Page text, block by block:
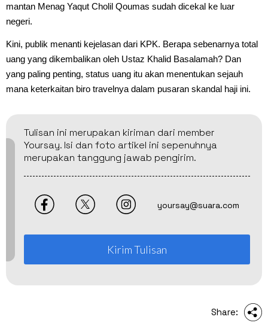
mantan Menag Yaqut Cholil Qoumas sudah dicekal ke luar
negeri.
Kini, publik menanti kejelasan dari KPK. Berapa sebenarnya total
uang yang dikembalikan oleh Ustaz Khalid Basalamah? Dan
yang paling penting, status uang itu akan menentukan sejauh
mana keterkaitan biro travelnya dalam pusaran skandal haji ini.
Tulisan ini merupakan kiriman dari member
Yoursay. Isi dan foto artikel ini sepenuhnya
merupakan tanggung jawab pengirim.
yoursay@suara.com
Kirim Tulisan
Share: